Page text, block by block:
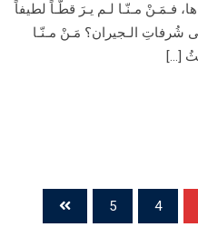
فـمَـنْ مـنّـا لـم يـرَ قطّـاً لطيفاً
شُرفاتِ الـجيران؟ مَـنْ مـنّـا
[…]
4
5